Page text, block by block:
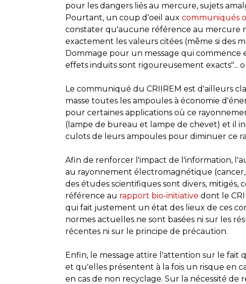
pour les dangers liés au mercure, sujets
Pourtant, un coup d'oeil aux communiqués
constater qu'aucune référence au mercure
exactement les valeurs citées (même si des
Dommage pour un message qui commence
effets induits sont rigoureusement exacts"...
Le communiqué du CRIIREM est d'ailleurs
masse toutes les ampoules à économie
pour certaines applications où ce
(lampe de bureau et lampe de chevet) et il
culots de leurs ampoules pour diminuer ce
Afin de renforcer l'impact de l'information,
au rayonnement électromagnétique (cancer,
des études scientifiques sont divers, mitigés,
référence au rapport bio-initiative dont le
qui fait justement un état des lieux de ces
normes actuelles ne sont basées ni sur les
récentes ni sur le principe de précaution.
Enfin, le message attire l'attention sur le
et qu'elles présentent à la fois un risque en
en cas de non recyclage. Sur la nécessité